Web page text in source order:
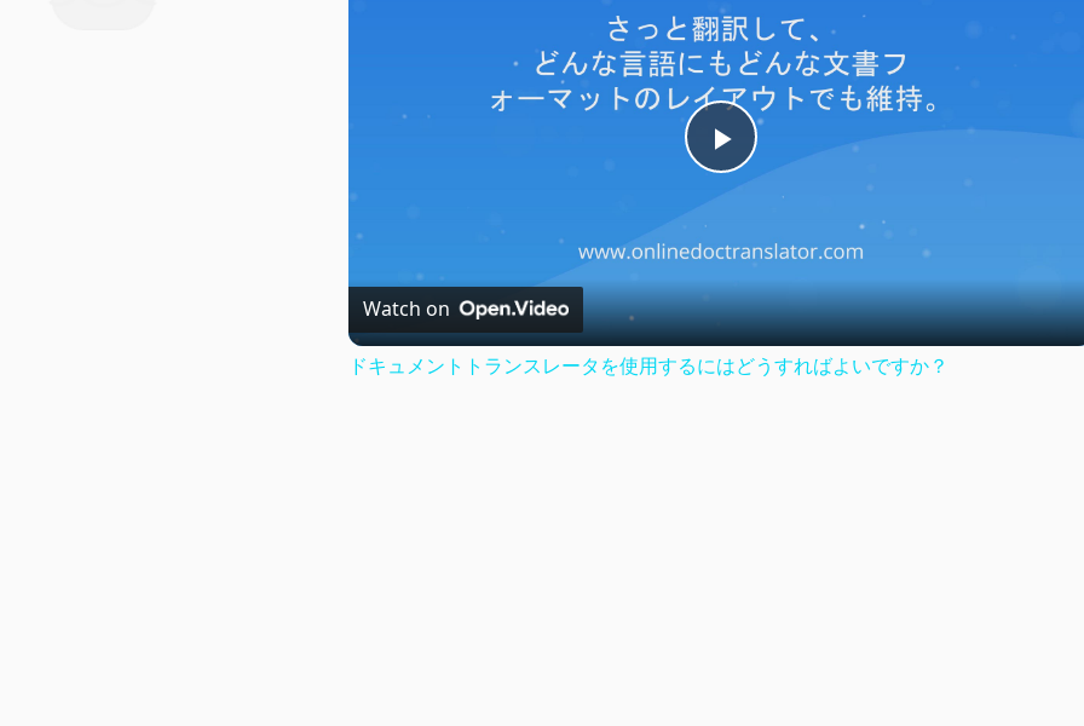
Play
Video
Watch on
ドキュメントトランスレータを使用するにはどうすればよいですか？